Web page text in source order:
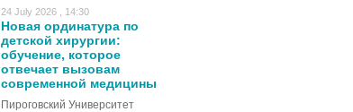
24 July 2026 , 14:30
Новая ординатура по
детской хирургии:
обучение, которое
отвечает вызовам
современной медицины
Пироговский Университет